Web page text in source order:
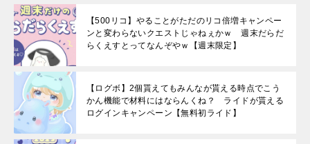
【500リコ】やることがただのリコ倍増キャンペー
ンと変わらないクエストじゃねぇかｗ 週末だらだ
らくえすとってなんぞやｗ【週末限定】
【ログボ】2個貰えてもみんなが貰える時点でこう
かん機能で材料にはならんくね？ ライドが貰える
ログインキャンペーン【無料初ライド】